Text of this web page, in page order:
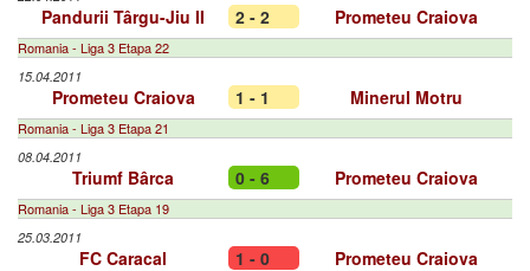
Pandurii Târgu-Jiu II 2 - 2 Prometeu Craiova
Romania - Liga 3 Etapa 22
15.04.2011
Prometeu Craiova 1 - 1 Minerul Motru
Romania - Liga 3 Etapa 21
08.04.2011
Triumf Bârca 0 - 6 Prometeu Craiova
Romania - Liga 3 Etapa 19
25.03.2011
FC Caracal 1 - 0 Prometeu Craiova